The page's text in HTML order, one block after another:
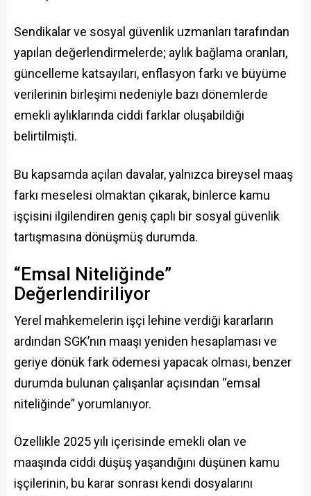
Sendikalar ve sosyal güvenlik uzmanları tarafından
yapılan değerlendirmelerde; aylık bağlama oranları,
güncelleme katsayıları, enflasyon farkı ve büyüme
verilerinin birleşimi nedeniyle bazı dönemlerde
emekli aylıklarında ciddi farklar oluşabildiği
belirtilmişti.
Bu kapsamda açılan davalar, yalnızca bireysel maaş
farkı meselesi olmaktan çıkarak, binlerce kamu
işçisini ilgilendiren geniş çaplı bir sosyal güvenlik
tartışmasına dönüşmüş durumda.
“Emsal Niteliğinde”
Değerlendiriliyor
Yerel mahkemelerin işçi lehine verdiği kararların
ardından SGK’nın maaşı yeniden hesaplaması ve
geriye dönük fark ödemesi yapacak olması, benzer
durumda bulunan çalışanlar açısından “emsal
niteliğinde” yorumlanıyor.
Özellikle 2025 yılı içerisinde emekli olan ve
maaşında ciddi düşüş yaşandığını düşünen kamu
işçilerinin, bu karar sonrası kendi dosyalarını